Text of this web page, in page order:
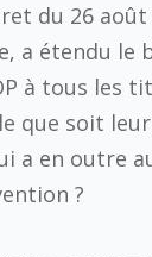
du 26
a étendu le
à tous les
que soit leur
a en outre
?